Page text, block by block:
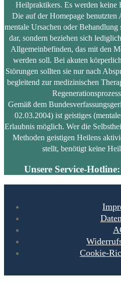
Heilpraktikers. Es werden keine
Die auf der Homepage
mentale Ursachen oder
dar, sondern beziehen sich
Allgemeinbefinden, das mit den
werden soll. Bei akuten
Störungen sollten sie nur nach
begleitend zur medizinischen
Gemäß dem
02.03.2004) ist geistiges
Erlaubnis möglich. Wer die
Methoden geistigen Heilens
stellt, benötigt keine
Unsere Service-
Cookie-